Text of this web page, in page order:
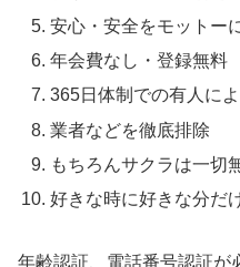
安心・安全をモットー
年会費なし・登録無料
365日体制での有人に
業者などを徹底排除
もちろんサクラは一切
好きな時に好きな分だ
年齢認証、電話番号認証が